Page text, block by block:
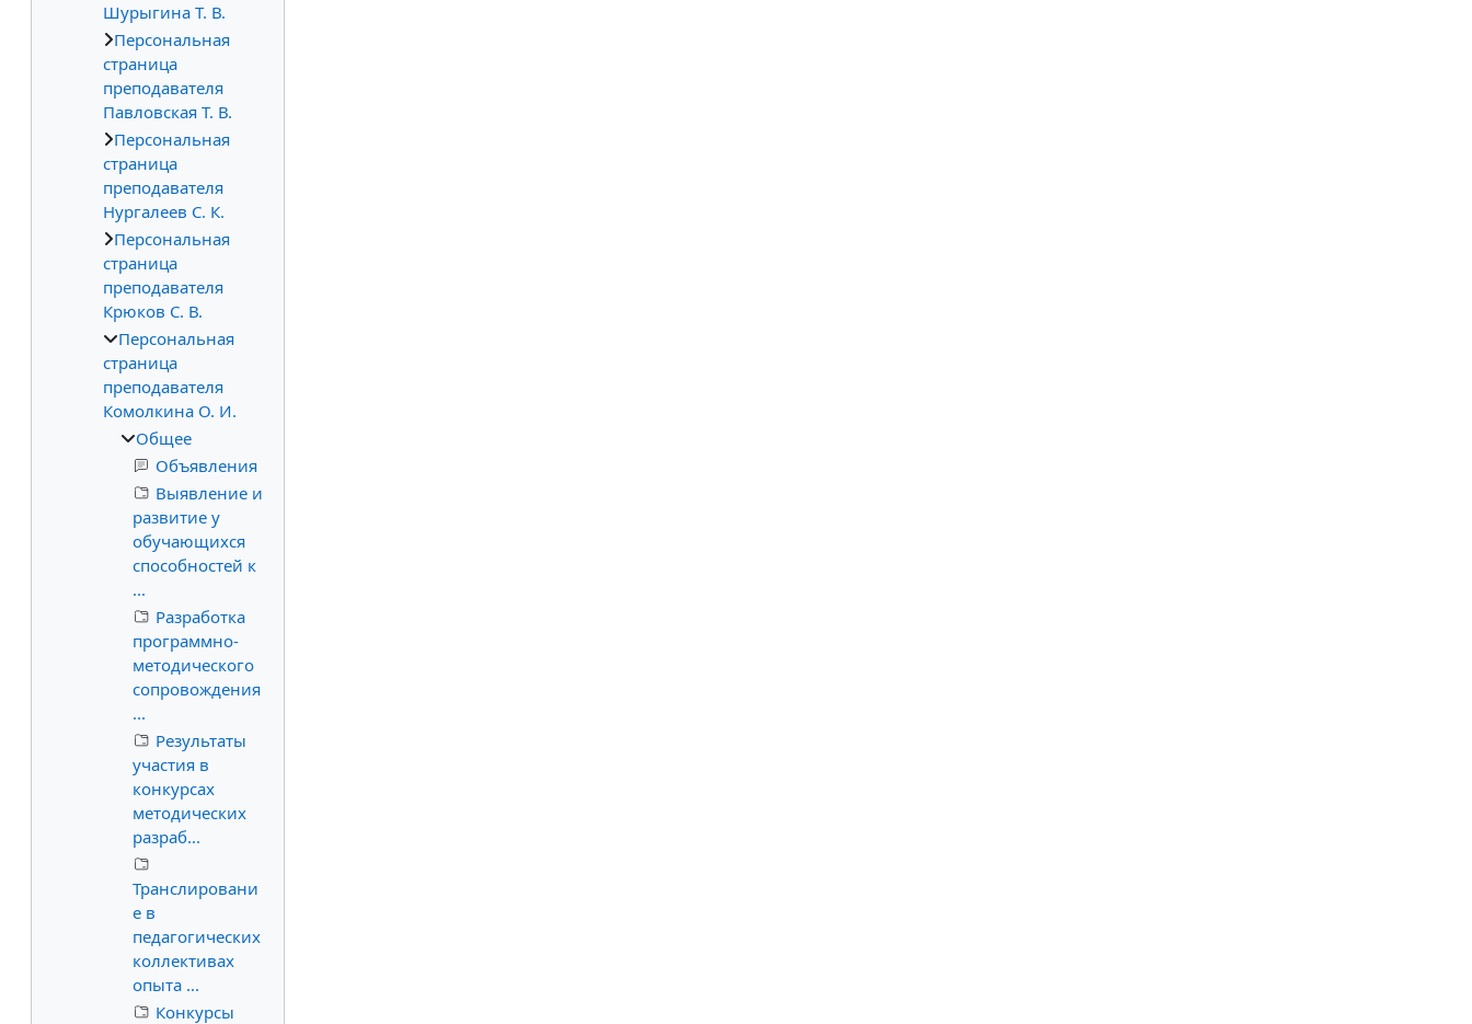
Шурыгина Т. В.
Персональная
страница
преподавателя
Павловская Т. В.
Персональная
страница
преподавателя
Нургалеев С. К.
Персональная
страница
преподавателя
Крюков С. В.
Персональная
страница
преподавателя
Комолкина О. И.
Общее
Объявления
Выявление и
развитие у
обучающихся
способностей к
...
Разработка
программно-
методического
сопровождения
...
Результаты
участия в
конкурсах
методических
разраб...
Транслировани
е в
педагогических
коллективах
опыта ...
Конкурсы